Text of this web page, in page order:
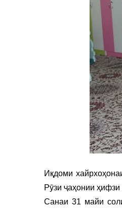
Иқдоми
Рӯзи ҷаҳонии ҳифзи
Санаи 31 майи